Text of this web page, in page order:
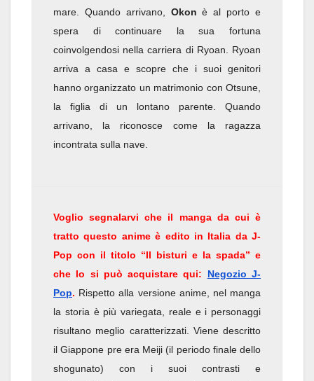
mare. Quando arrivano, Okon è al porto e
spera di continuare la sua fortuna
coinvolgendosi nella carriera di Ryoan. Ryoan
arriva a casa e scopre che i suoi genitori
hanno organizzato un matrimonio con Otsune,
la figlia di un lontano parente. Quando
arrivano, la riconosce come la ragazza
incontrata sulla nave.
Voglio segnalarvi che il manga da cui è
tratto questo anime è edito in Italia da J-
Pop con il titolo “Il bisturi e la spada” e
che lo si può acquistare qui: Negozio J-
Pop. Rispetto alla versione anime, nel manga
la storia è più variegata, reale e i personaggi
risultano meglio caratterizzati. Viene descritto
il Giappone pre era Meiji (il periodo finale dello
shogunato) con i suoi contrasti e